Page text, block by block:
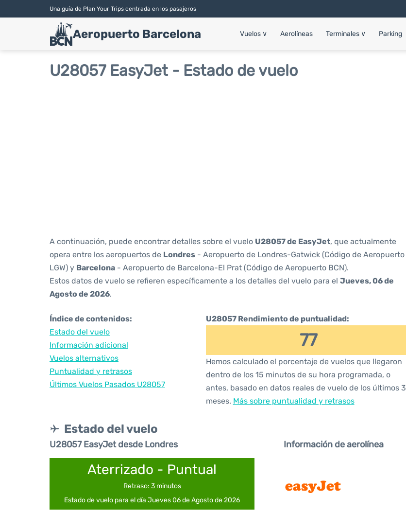
Una guía de Plan Your Trips centrada en los pasajeros
Aeropuerto Barcelona Vuelos ∨ Aerolíneas Terminales ∨ Parking
U28057 EasyJet - Estado de vuelo
A continuación, puede encontrar detalles sobre el vuelo U28057 de EasyJet, que actualmente
opera entre los aeropuertos de Londres - Aeropuerto de Londres-Gatwick (Código de Aeropuerto
LGW) y Barcelona - Aeropuerto de Barcelona-El Prat (Código de Aeropuerto BCN).
Estos datos de vuelo se refieren específicamente a los detalles del vuelo para el Jueves, 06 de
Agosto de 2026.
Índice de contenidos:
Estado del vuelo
Información adicional
Vuelos alternativos
Puntualidad y retrasos
Últimos Vuelos Pasados U28057
U28057 Rendimiento de puntualidad:
77
Hemos calculado el porcentaje de vuelos que llegaron
dentro de los 15 minutos de su hora programada, o
antes, basado en datos reales de vuelo de los últimos 3
meses. Más sobre puntualidad y retrasos
Estado del vuelo
U28057 EasyJet desde Londres
Aterrizado - Puntual
Retraso: 3 minutos
Estado de vuelo para el día Jueves 06 de Agosto de 2026
Información de aerolínea